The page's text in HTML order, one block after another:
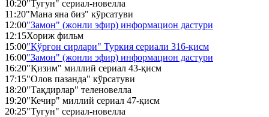
10:20"Тугун" сериал-новелла
11:20"Мана яна биз" кўрсатуви
12:00"Замон" (жонли эфир) информацион дастури
12:15Хориж фильм
15:00"Қўрғон сирлари" Туркия сериали 316-қисм
16:00"Замон" (жонли эфир) информацион дастури
16:20"Қизим" миллий сериал 43-қисм
17:15"Олов пазанда" кўрсатуви
18:20"Тақдирлар" теленовелла
19:20"Кечир" миллий сериал 47-қисм
20:25"Тугун" сериал-новелла